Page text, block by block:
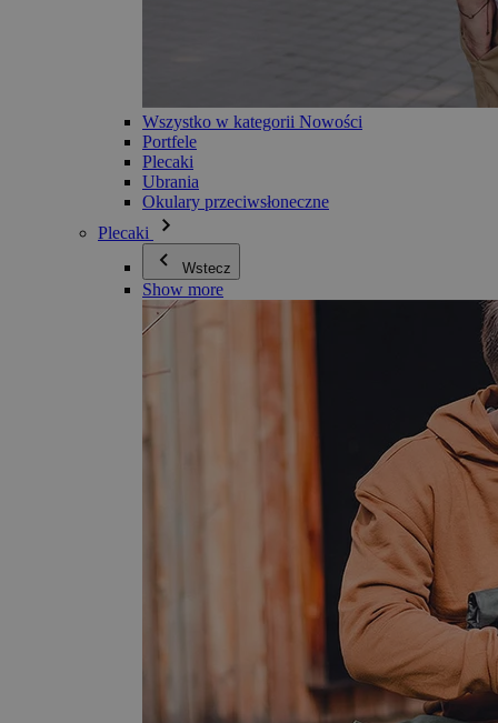
Wszystko w kategorii Nowości
Portfele
Plecaki
Ubrania
Okulary przeciwsłoneczne
Plecaki
Wstecz
Show more